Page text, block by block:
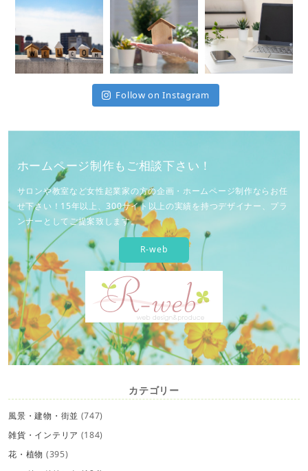
Follow on Instagram
ホームページ制作もご相談下さい！
サロンや教室など女性起業家の方の企画・ホームページ制作ならお任
せ下さい！15年以上、300サイト以上の実績を持つデザイナー、プラ
ンナーとしてご提案致します。
R-web
カテゴリー
風景・建物・街並 (747)
雑貨・インテリア (184)
花・植物 (395)